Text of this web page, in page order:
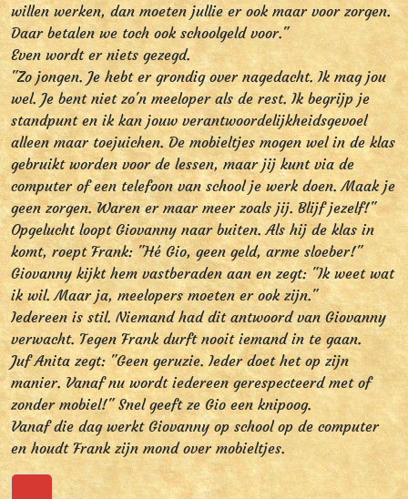
willen werken, dan moeten jullie er ook maar voor zorgen.
Daar betalen we toch ook schoolgeld voor."
Even wordt er niets gezegd.
"Zo jongen. Je hebt er grondig over nagedacht. Ik mag jou
wel. Je bent niet zo'n meeloper als de rest. Ik begrijp je
standpunt en ik kan jouw verantwoordelijkheidsgevoel
alleen maar toejuichen. De mobieltjes mogen wel in de klas
gebruikt worden voor de lessen, maar jij kunt via de
computer of een telefoon van school je werk doen. Maak je
geen zorgen. Waren er maar meer zoals jij. Blijf jezelf!"
Opgelucht loopt Giovanny naar buiten. Als hij de klas in
komt, roept Frank: "Hé Gio, geen geld, arme sloeber!"
Giovanny kijkt hem vastberaden aan en zegt: "Ik weet wat
ik wil. Maar ja, meelopers moeten er ook zijn."
Iedereen is stil. Niemand had dit antwoord van Giovanny
verwacht. Tegen Frank durft nooit iemand in te gaan.
Juf Anita zegt: "Geen geruzie. Ieder doet het op zijn
manier. Vanaf nu wordt iedereen gerespecteerd met of
zonder mobiel!" Snel geeft ze Gio een knipoog.
Vanaf die dag werkt Giovanny op school op de computer
en houdt Frank zijn mond over mobieltjes.
Terug naar boven